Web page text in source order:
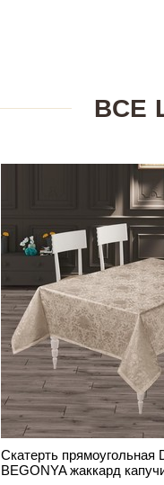
ВСЕ
Скатерть прямоугольная
BEGONYA жаккард